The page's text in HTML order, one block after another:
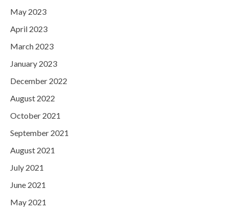
May 2023
April 2023
March 2023
January 2023
December 2022
August 2022
October 2021
September 2021
August 2021
July 2021
June 2021
May 2021